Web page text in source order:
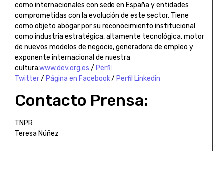
como internacionales con sede en España y entidades
comprometidas con la evolución de este sector. Tiene
como objeto abogar por su reconocimiento institucional
como industria estratégica, altamente tecnológica, motor
de nuevos modelos de negocio, generadora de empleo y
exponente internacional de nuestra
cultura.www.dev.org.es / Perfil
Twitter/ Página en Facebook/ Perfil Linkedin
Contacto Prensa:
TNPR
Teresa Núñez